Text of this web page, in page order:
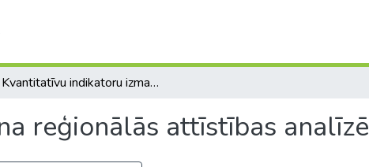
Kvantitatīvu indikatoru izmantošana reģionālās attīstības analīzē
reģionālās attīstības analīzē